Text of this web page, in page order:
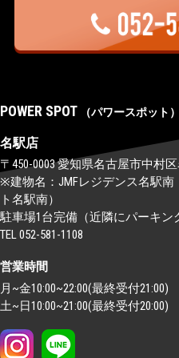
POWER SPOT （パワースポット）
名駅店
〒450-0003 愛知県名古屋市中村
※建物名：JMFレジデンス名駅南
ト名駅南）
駐車場1台完備（近隣にパーキン
TEL 052-581-1108
営業時間
月~金10:00~22:00(最終受付21:00)
土~日10:00~21:00(最終受付20:00)